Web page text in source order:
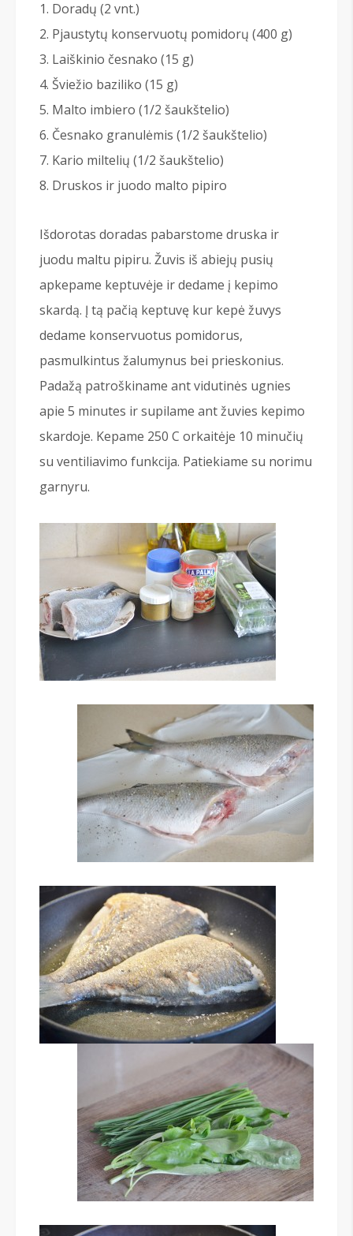
Doradų (2 vnt.)
Pjaustytų konservuotų pomidorų (400 g)
Laiškinio česnako (15 g)
Šviežio baziliko (15 g)
Malto imbiero (1/2 šaukštelio)
Česnako granulėmis (1/2 šaukštelio)
Kario miltelių (1/2 šaukštelio)
Druskos ir juodo malto pipiro
Išdorotas doradas pabarstome druska ir
juodu maltu pipiru. Žuvis iš abiejų pusių
apkepame keptuvėje ir dedame į kepimo
skardą. Į tą pačią keptuvę kur kepė žuvys
dedame konservuotus pomidorus,
pasmulkintus žalumynus bei prieskonius.
Padažą patroškiname ant vidutinės ugnies
apie 5 minutes ir supilame ant žuvies kepimo
skardoje. Kepame 250 C orkaitėje 10 minučių
su ventiliavimo funkcija. Patiekiame su norimu
garnyru.